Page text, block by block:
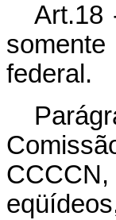
Art.18
federal.